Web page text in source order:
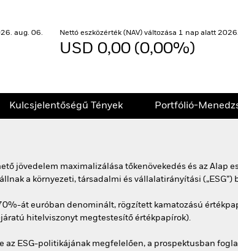
aug. 06. Nettó eszközérték (NAV) változása 1 nap alatt
USD 0,00 (0,00%)
Kulcsjelentőségű Tények Portfólió-
jövedelem maximalizálása tőkenövekedés és az Alap
a környezeti, társadalmi és vállalatirányítási („ESG”)
át euróban denominált, rögzített kamatozású
hitelviszonyt megtestesítő értékpapírok).
az ESG-politikájának megfelelően, a prospektusban